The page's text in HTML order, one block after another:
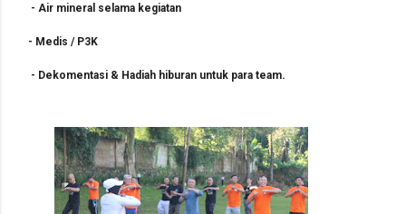
- Air mineral selama kegiatan
- Medis / P3K
- Dekomentasi & Hadiah hiburan untuk para team.